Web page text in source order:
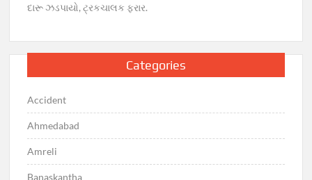
દારૂ ઝડપાયો, ટ્રકચાલક ફરાર.
Categories
Accident
Ahmedabad
Amreli
Banaskantha